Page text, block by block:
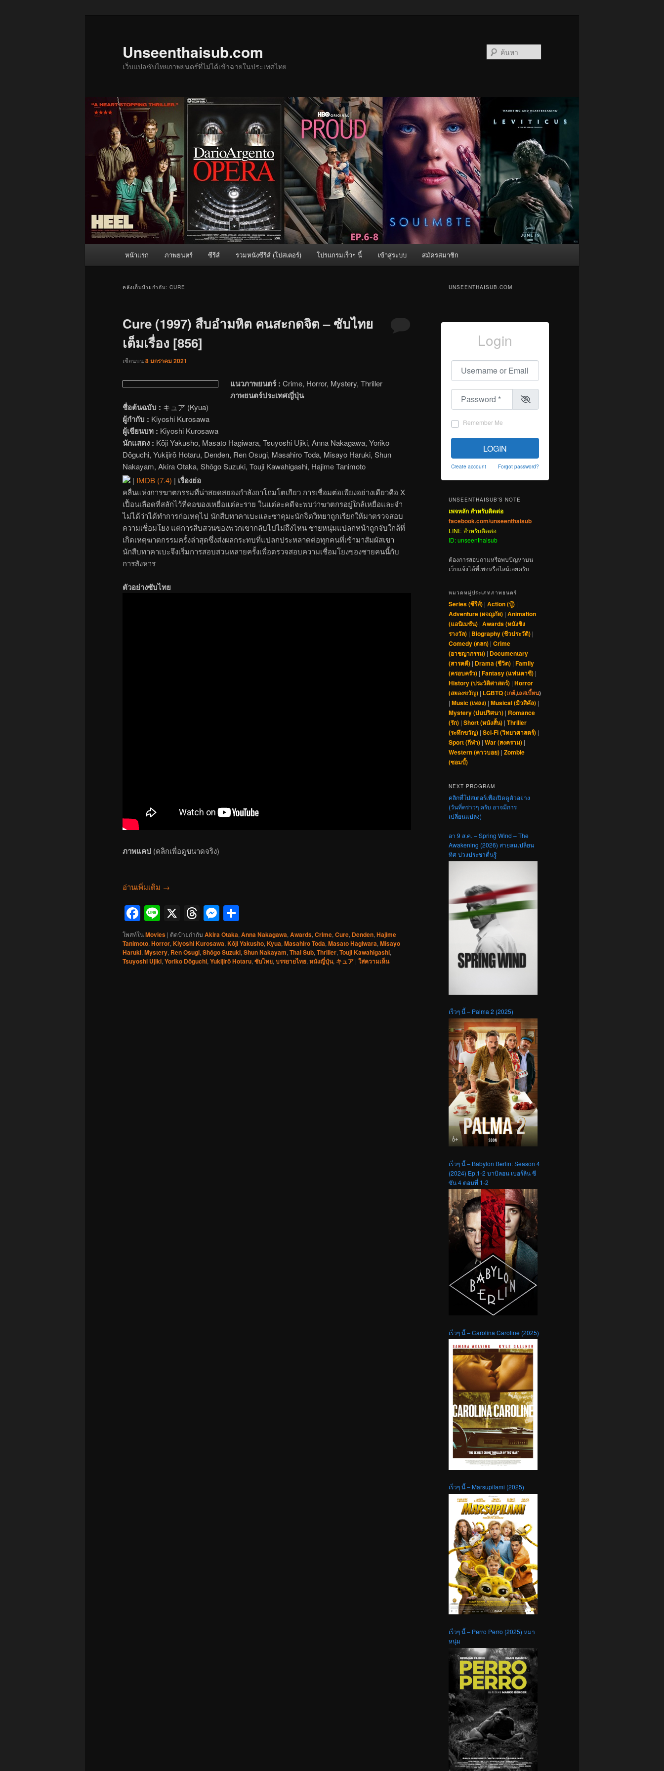
Unseenthaisub.com
เว็บแปลซับไทยภาพยนตร์ที่ไม่ได้เข้าฉายในประเทศไทย
หน้าแรก ภาพยนตร์ ซีรีส์ รวมหนังซีรีส์ (โปสเตอร์) โปรแกรมเร็วๆ นี้ เข้าสู่ระบบ สมัครสมาชิก
คลังเก็บป้ายกำกับ: CURE
Cure (1997) สืบอำมหิต คนสะกดจิต – ซับไทย
เต็มเรื่อง [856]
เขียนบน8 มกราคม 2021
แนวภาพยนตร์ : Crime, Horror, Mystery, Thriller
ภาพยนตร์ประเทศญี่ปุ่น
ชื่อต้นฉบับ : キュア (Kyua)
ผู้กำกับ : Kiyoshi Kurosawa
ผู้เขียนบท : Kiyoshi Kurosawa
นักแสดง : Kōji Yakusho, Masato Hagiwara, Tsuyoshi Ujiki, Anna Nakagawa, Yoriko
Dōguchi, Yukijirō Hotaru, Denden, Ren Osugi, Masahiro Toda, Misayo Haruki, Shun
Nakayam, Akira Otaka, Shôgo Suzuki, Touji Kawahigashi, Hajime Tanimoto
| IMDB (7.4) | เรื่องย่อ
คลื่นแห่งการฆาตกรรมที่น่าสยดสยองกำลังถาโถมโตเกียว การเชื่อมต่อเพียงอย่างเดียวคือ X
เปื้อนเลือดที่สลักไว้ที่คอของเหยื่อแต่ละราย ในแต่ละคดีจะพบว่าฆาตกรอยู่ใกล้เหยื่อและจำ
ไม่ได้ว่าได้ทำการก่อเหตุไป นักสืบทาคาเบะและซาคุมะนักจิตวิทยาถูกเรียกให้มาตรวจสอบ
ความเชื่อมโยง แต่การสืบสวนของพวกเขากลับไปไม่ถึงไหน ชายหนุ่มแปลกหน้าถูกจับใกล้ที่
เกิดเหตุฆาตกรรมครั้งล่าสุดซึ่งส่งผลกระทบที่แปลกประหลาดต่อทุกคนที่เข้ามาสัมผัสเขา
นักสืบทาคาเบะจึงเริ่มการสอบสวนหลายครั้งเพื่อตรวจสอบความเชื่อมโยงของชายคนนี้กับ
การสังหาร
ตัวอย่างซับไทย
ภาพแคป (คลิกเพื่อดูขนาดจริง)
อ่านเพิ่มเติม →
Facebook
Line
X Threads
Messenger
โพสท์ในMovies | ติดป้ายกำกับ Akira Otaka, Anna Nakagawa, Awards, Crime, Cure, Denden, Hajime
Tanimoto, Horror, Kiyoshi Kurosawa, Kōji Yakusho, Kyua, Masahiro Toda, Masato Hagiwara, Misayo
Haruki, Mystery, Ren Osugi, Shôgo Suzuki, Shun Nakayam, Thai Sub, Thriller, Touji Kawahigashi,
Tsuyoshi Ujiki, Yoriko Dōguchi, Yukijirō Hotaru, ซับไทย, บรรยายไทย, หนังญี่ปุ่น, キュア | ใส่ความเห็น
UNSEENTHAISUB.COM
Login
Username or Email
Password
Remember Me
LOGIN
Create account Forgot password?
UNSEENTHAISUB’S NOTE
เพจหลัก สำหรับติดต่อ
facebook.com/unseenthaisub
LINE สำหรับติดต่อ
ID: unseenthaisub
ต้องการสอบถามหรือพบปัญหาบน
เว็บแจ้งได้ที่เพจหรือไลน์เลยครับ
หมวดหมู่ประเภทภาพยนตร์
Series (ซีรีส์) | Action (บู๊) |
Adventure (ผจญภัย) | Animation
(แอนิเมชัน) | Awards (หนังชิง
รางวัล) | Biography (ชีวประวัติ) |
Comedy (ตลก) | Crime
(อาชญากรรม) | Documentary
(สารคดี) | Drama (ชีวิต) | Family
(ครอบครัว) | Fantasy (แฟนตาซี) |
History (ประวัติศาสตร์) | Horror
(สยองขวัญ) | LGBTQ (เกย์,เลสเบี้ยน)
| Music (เพลง) | Musical (มิวสิคัล) |
Mystery (ปมปริศนา) | Romance
(รัก) | Short (หนังสั้น) | Thriller
(ระทึกขวัญ) | Sci-Fi (วิทยาศาสตร์) |
Sport (กีฬา) | War (สงคราม) |
Western (คาวบอย) | Zombie
(ซอมบี้)
NEXT PROGRAM
คลิกที่โปสเตอร์เพื่อเปิดดูตัวอย่าง
(วันที่คร่าวๆ ครับ อาจมีการ
เปลี่ยนแปลง)
อา 9 ส.ค. – Spring Wind – The
Awakening (2026) สายลมเปลี่ยน
ทิศ ปวงประชาตื่นรู้
เร็วๆ นี้ – Palma 2 (2025)
เร็วๆ นี้ – Babylon Berlin: Season 4
(2024) Ep.1-2 บาบิลอน เบอร์ลิน ซี
ซัน 4 ตอนที่ 1-2
เร็วๆ นี้ – Carolina Caroline (2025)
เร็วๆ นี้ – Marsupilami (2025)
เร็วๆ นี้ – Perro Perro (2025) หมา
หนุ่ม